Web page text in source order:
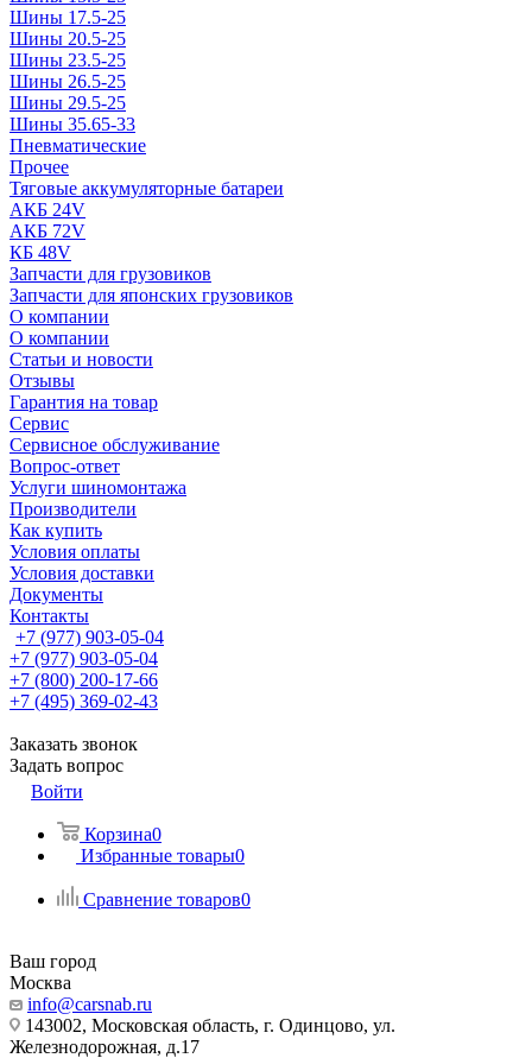
Шины 17.5-25
Шины 20.5-25
Шины 23.5-25
Шины 26.5-25
Шины 29.5-25
Шины 35.65-33
Пневматические
Прочее
Тяговые аккумуляторные батареи
АКБ 24V
АКБ 72V
КБ 48V
Запчасти для грузовиков
Запчасти для японских грузовиков
О компании
О компании
Статьи и новости
Отзывы
Гарантия на товар
Сервис
Сервисное обслуживание
Вопрос-ответ
Услуги шиномонтажа
Производители
Как купить
Условия оплаты
Условия доставки
Документы
Контакты
+7 (977) 903-05-04
+7 (977) 903-05-04
+7 (800) 200-17-66
+7 (495) 369-02-43
Заказать звонок
Задать вопрос
Войти
Корзина0
Избранные товары0
Сравнение товаров0
Ваш город
Москва
info@carsnab.ru
143002, Московская область, г. Одинцово, ул.
Железнодорожная, д.17